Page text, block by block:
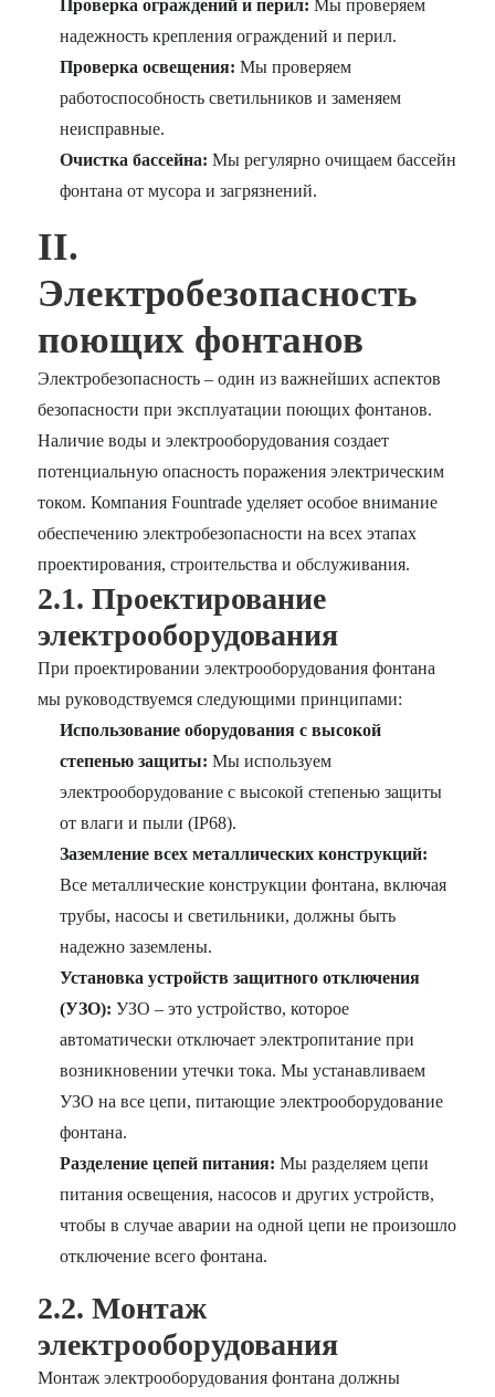
Проверка ограждений и перил: Мы проверяем
надежность крепления ограждений и перил.
Проверка освещения: Мы проверяем
работоспособность светильников и заменяем
неисправные.
Очистка бассейна: Мы регулярно очищаем бассейн
фонтана от мусора и загрязнений.
II.
Электробезопасность
поющих фонтанов
Электробезопасность – один из важнейших аспектов
безопасности при эксплуатации поющих фонтанов.
Наличие воды и электрооборудования создает
потенциальную опасность поражения электрическим
током. Компания Fountrade уделяет особое внимание
обеспечению электробезопасности на всех этапах
проектирования, строительства и обслуживания.
2.1. Проектирование
электрооборудования
При проектировании электрооборудования фонтана
мы руководствуемся следующими принципами:
Использование оборудования с высокой
степенью защиты: Мы используем
электрооборудование с высокой степенью защиты
от влаги и пыли (IP68).
Заземление всех металлических конструкций:
Все металлические конструкции фонтана, включая
трубы, насосы и светильники, должны быть
надежно заземлены.
Установка устройств защитного отключения
(УЗО): УЗО – это устройство, которое
автоматически отключает электропитание при
возникновении утечки тока. Мы устанавливаем
УЗО на все цепи, питающие электрооборудование
фонтана.
Разделение цепей питания: Мы разделяем цепи
питания освещения, насосов и других устройств,
чтобы в случае аварии на одной цепи не произошло
отключение всего фонтана.
2.2. Монтаж
электрооборудования
Монтаж электрооборудования фонтана должны